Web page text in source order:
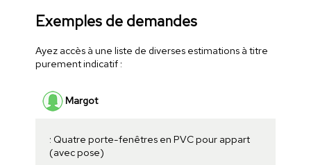
Exemples de demandes
Ayez accès à une liste de diverses estimations à titre
purement indicatif :
Margot
: Quatre porte-fenêtres en PVC pour appart
(avec pose)